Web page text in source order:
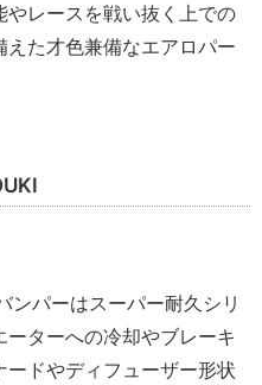
レースを戦い抜く上での
た才色兼備なエアロパー
ンパーはスーパー耐久シリ
ターへの冷却やブレーキ
ドやディフューザー形状